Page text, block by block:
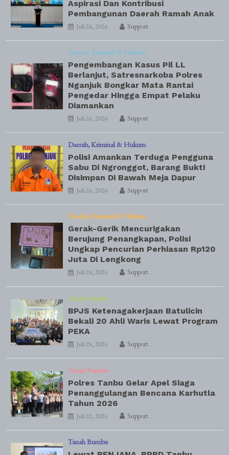
Aspirasi Dan Kontribusi
Pembangunan Daerah Ramah Anak
Juli 26, 2026 Support
Daerah Kriminal & Hukum
Pengembangan Kasus Pil LL
Berlanjut, Satresnarkoba Polres
Nganjuk Bongkar Mata Rantai
Pengedar Hingga Empat Pelaku
Diamankan
Juli 26, 2026 Support
Daerah Kriminal & Hukum
Polisi Amankan Terduga Pengguna
Sabu Di Ngronggot, Barang Bukti
Disimpan Di Bawah Meja Dapur
Juli 26, 2026 Support
Daerah Kriminal & Hukum
Gerak-Gerik Mencurigakan
Berujung Penangkapan, Polisi
Ungkap Pencurian Perhiasan Rp120
Juta Di Lengkong
Juli 26, 2026 Support
Tanah Bumbu
BPJS Ketenagakerjaan Batulicin
Bekali 20 Ahli Waris Lewat Program
PEKA
Juli 25, 2026 Support
Tanah Bumbu
Polres Tanbu Gelar Apel Siaga
Penanggulangan Bencana Karhutla
Tahun 2026
Juli 22, 2026 Support
Tanah Bumbu